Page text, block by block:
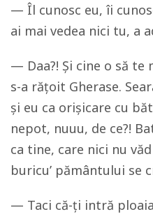
— Îl cunosc eu, îi
ai mai vedea nici tu, a
— Daa?! Și cine o să te
s-a rățoit Gherase.
și eu ca orișicare cu
nepot, nuuu, de ce?!
ca tine, care nici nu
buricu’ pământului se
— Taci că-ți intră